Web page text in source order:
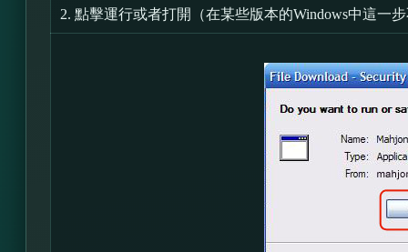
2. 點擊運行或者打開（在某些版本的Windows中這一